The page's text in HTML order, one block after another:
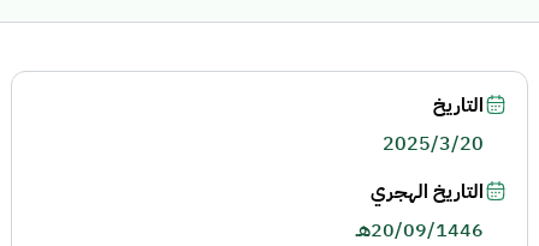
التاريخ
2025/3/20
التاريخ الهجري
20/09/1446هـ